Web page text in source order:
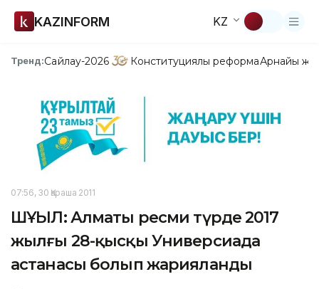
KAZINFORM KZ
Тренд:Сайлау-2026 Конституциялық реформаАрнайы
07:56, 30 Қараша 2011
ШҰҒЫЛ: Алматы ресми түрде 2017
жылғы 28-қысқы Универсиада
астанасы болып жарияланды